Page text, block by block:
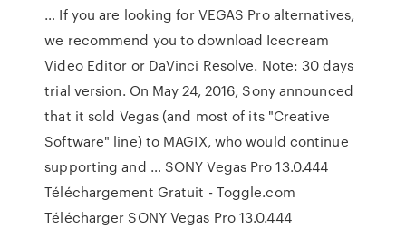
… If you are looking for VEGAS Pro alternatives,
we recommend you to download Icecream
Video Editor or DaVinci Resolve. Note: 30 days
trial version. On May 24, 2016, Sony announced
that it sold Vegas (and most of its "Creative
Software" line) to MAGIX, who would continue
supporting and … SONY Vegas Pro 13.0.444
Téléchargement Gratuit - Toggle.com
Télécharger SONY Vegas Pro 13.0.444